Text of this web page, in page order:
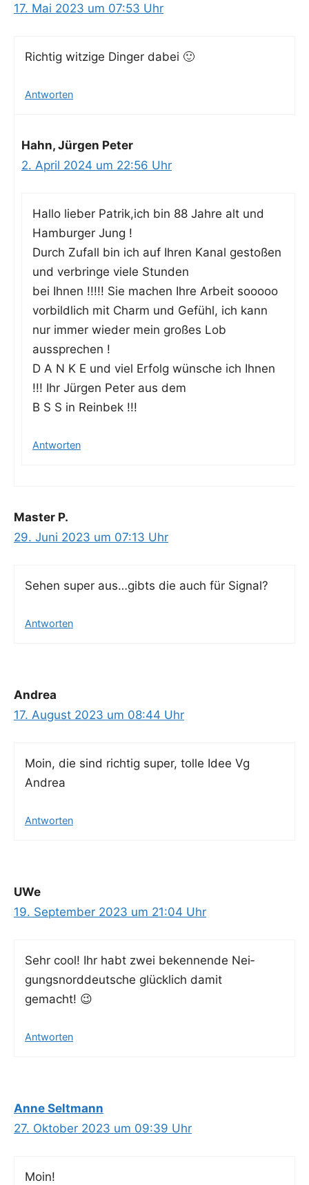
17. Mai 2023 um 07:53 Uhr
Rich­tig wit­zi­ge Din­ger dabei 🙂
Antworten
Hahn, Jürgen Peter
2. April 2024 um 22:56 Uhr
Hal­lo lie­ber Patrik,ich bin 88 Jah­re alt und
Ham­bur­ger Jung !
Durch Zufall bin ich auf Ihren Kanal gesto­ßen
und ver­brin­ge vie­le Stunden
bei Ihnen !!!!! Sie machen Ihre Arbeit sooooo
vor­bild­lich mit Charm und Gefühl, ich kann
nur immer wie­der mein gro­ßes Lob
aussprechen !
D A N K E und viel Erfolg wün­sche ich Ihnen
!!! Ihr Jür­gen Peter aus dem
B S S in Reinbek !!!
Antworten
Master P.
29. Juni 2023 um 07:13 Uhr
Sehen super aus…gibts die auch für Signal?
Antworten
Andrea
17. August 2023 um 08:44 Uhr
Moin, die sind rich­tig super, tol­le Idee Vg
Andrea
Antworten
UWe
19. September 2023 um 21:04 Uhr
Sehr cool! Ihr habt zwei beken­nen­de Nei­
gungs­nord­deut­sche glück­lich damit
gemacht! 😉
Antworten
Anne Seltmann
27. Oktober 2023 um 09:39 Uhr
Moin!